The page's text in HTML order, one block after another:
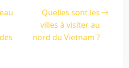
Quelles sont les
villes à visiter au
nord du Vietnam ?